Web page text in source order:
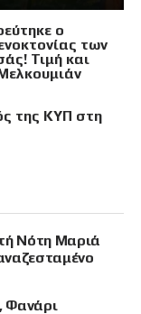
ο
των
Τιμή και
της ΚΥΠ στη
Νότη Μαριά
Φανάρι